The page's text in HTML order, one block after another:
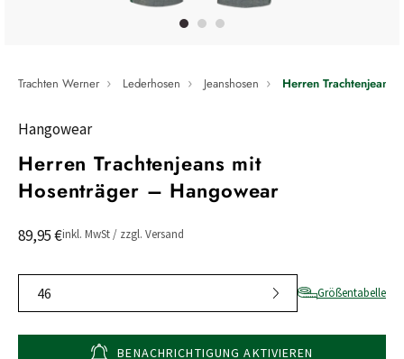
Trachten Werner Lederhosen Jeanshosen Herren Trachtenjeans
Hangowear
Herren Trachtenjeans mit
Hosenträger – Hangowear
89,95 €inkl. MwSt / zzgl. Versand
Größentabelle
46
BENACHRICHTIGUNG AKTIVIEREN